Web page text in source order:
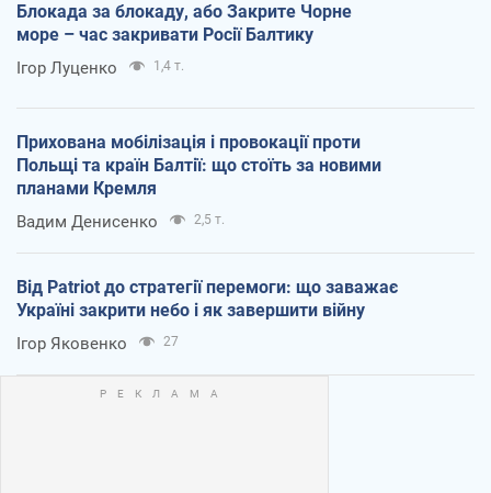
Блокада за блокаду, або Закрите Чорне
море – час закривати Росії Балтику
Ігор Луценко 1,4 т.
Прихована мобілізація і провокації проти
Польщі та країн Балтії: що стоїть за новими
планами Кремля
Вадим Денисенко 2,5 т.
Від Patriot до стратегії перемоги: що заважає
Україні закрити небо і як завершити війну
Ігор Яковенко 27